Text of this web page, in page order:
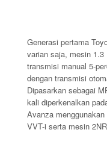
Generasi pertama
varian saja, mesin
transmisi manual 5-
dengan transmisi
Dipasarkan sebagai
kali diperkenalkan
Avanza
VVT-i serta mesin